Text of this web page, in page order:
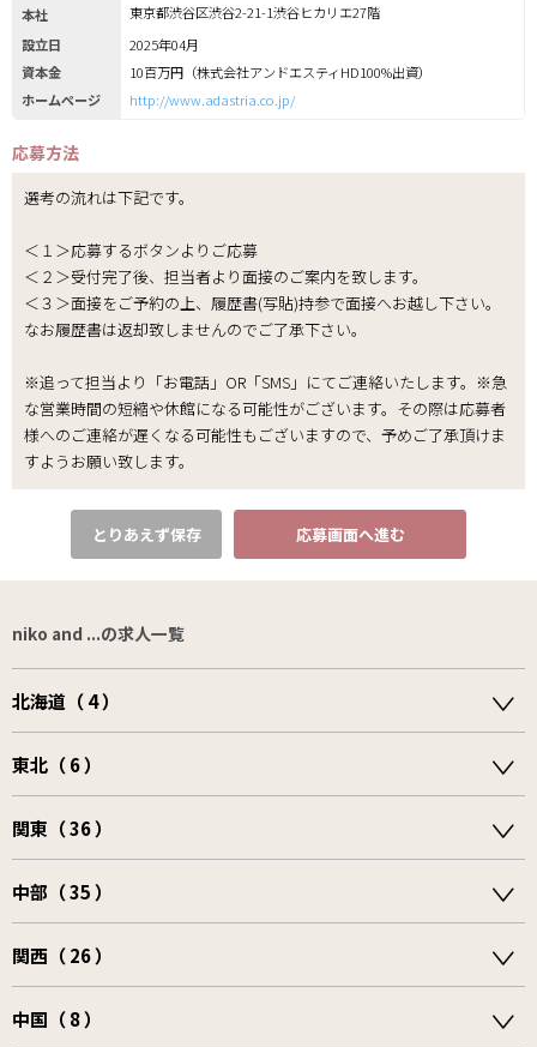
本社
東京都渋谷区渋谷2-21-1渋谷ヒカリエ27階
設立日
2025年04月
資本金
10百万円（株式会社アンドエスティHD100%出資）
ホームページ
http://www.adastria.co.jp/
応募方法
選考の流れは下記です。
＜１＞応募するボタンよりご応募
＜２＞受付完了後、担当者より面接のご案内を致します。
＜３＞面接をご予約の上、履歴書(写貼)持参で面接へお越し下さい。
なお履歴書は返却致しませんのでご了承下さい｡
※追って担当より「お電話」OR「SMS」にてご連絡いたします。※急
な営業時間の短縮や休館になる可能性がございます。その際は応募者
様へのご連絡が遅くなる可能性もございますので、予めご了承頂けま
すようお願い致します。
とりあえず保存 応募画面へ進む
niko and ...の求人一覧
北海道（ 4 ）
東北（ 6 ）
関東（ 36 ）
中部（ 35 ）
関西（ 26 ）
中国（ 8 ）